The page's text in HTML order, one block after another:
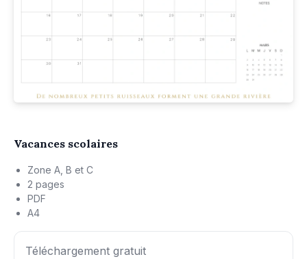
Vacances scolaires
Zone A, B et C
2 pages
PDF
A4
Téléchargement gratuit